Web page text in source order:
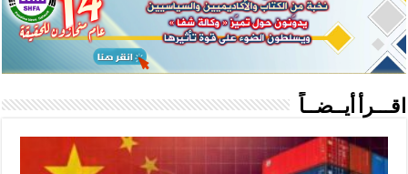
اقـــرأ أيــضــاً